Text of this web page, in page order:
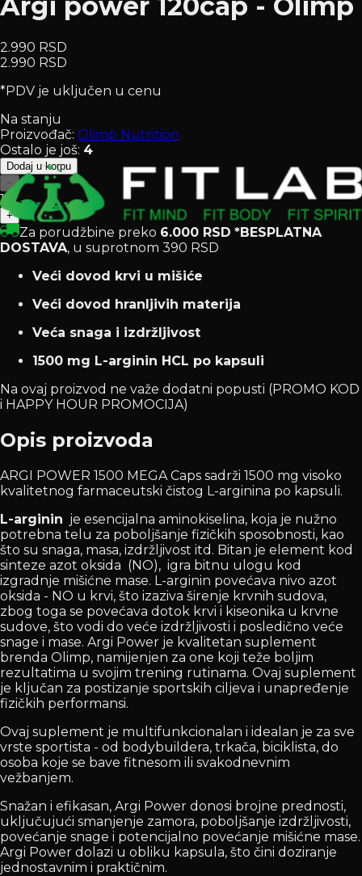
Argi power 120cap - Olimp
2.990 RSD
2.990 RSD
*PDV je uključen u cenu
Na stanju
Proizvođač: Olimp Nutrition
Ostalo je još: 4
Dodaj u korpu
−
1
+
Za porudžbine preko 6.000 RSD *BESPLATNA
DOSTAVA, u suprotnom 390 RSD
Veći dovod krvi u mišiće
Veći dovod hranljivih materija
Veća snaga i izdržljivost
1500 mg L-arginin HCL po kapsuli
Na ovaj proizvod ne važe dodatni popusti (PROMO KOD
i HAPPY HOUR PROMOCIJA)
Opis proizvoda
ARGI POWER 1500 MEGA Caps sadrži 1500 mg visoko
kvalitetnog farmaceutski čistog L-arginina po kapsuli.
L-arginin je esencijalna aminokiselina, koja je nužno
potrebna telu za poboljšanje fizičkih sposobnosti, kao
što su snaga, masa, izdržljivost itd. Bitan je element kod
sinteze azot oksida (NO), igra bitnu ulogu kod
izgradnje mišićne mase. L-arginin povećava nivo azot
oksida - NO u krvi, što izaziva širenje krvnih sudova,
zbog toga se povećava dotok krvi i kiseonika u krvne
sudove, što vodi do veće izdržljivosti i posledično veće
snage i mase. Argi Power je kvalitetan suplement
brenda Olimp, namijenjen za one koji teže boljim
rezultatima u svojim trening rutinama. Ovaj suplement
je ključan za postizanje sportskih ciljeva i unapređenje
fizičkih performansi.
Ovaj suplement je multifunkcionalan i idealan je za sve
vrste sportista - od bodybuildera, trkača, biciklista, do
osoba koje se bave fitnesom ili svakodnevnim
vežbanjem.
Snažan i efikasan, Argi Power donosi brojne prednosti,
uključujući smanjenje zamora, poboljšanje izdržljivosti,
povećanje snage i potencijalno povećanje mišićne mase.
Argi Power dolazi u obliku kapsula, što čini doziranje
jednostavnim i praktičnim.